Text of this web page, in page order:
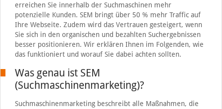
erreichen Sie innerhalb der Suchmaschinen mehr
potenzielle Kunden. SEM bringt über 50 % mehr Traffic auf
Ihre Webseite. Zudem wird das Vertrauen gesteigert, wenn
Sie sich in den organischen und bezahlten Suchergebnissen
besser positionieren. Wir erklären Ihnen im Folgenden, wie
das funktioniert und worauf Sie dabei achten sollten.
Was genau ist SEM
(Suchmaschinenmarketing)?
Suchmaschinenmarketing beschreibt alle Maßnahmen, die